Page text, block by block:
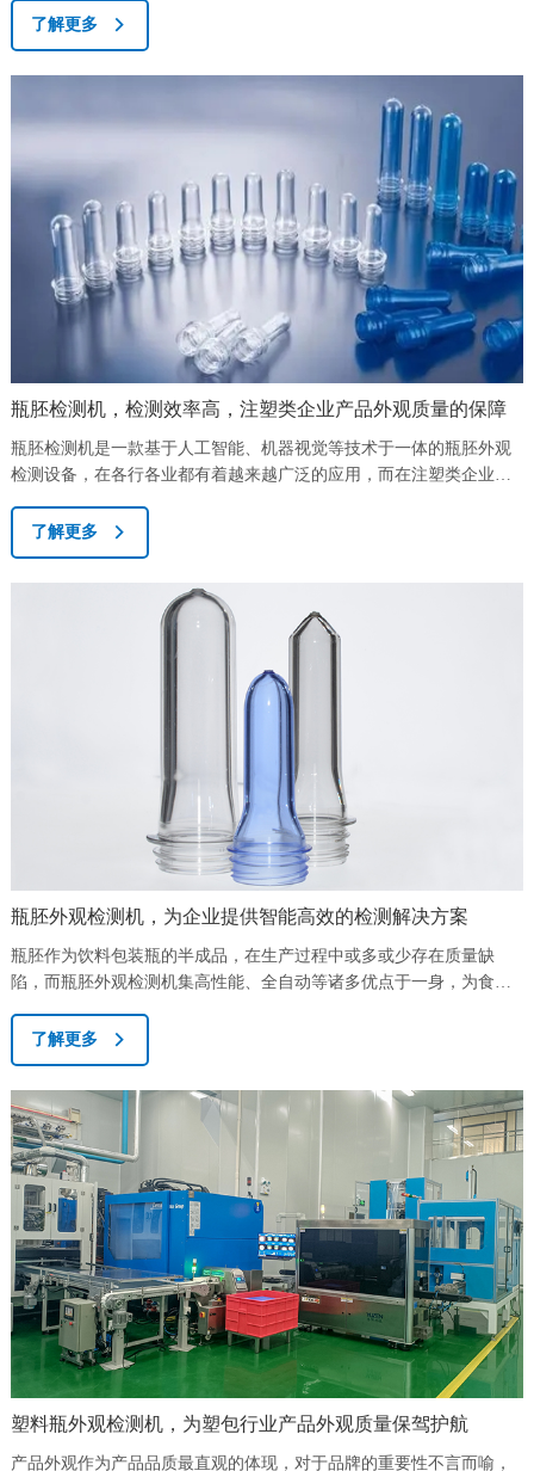
是比较陌生的，下面，瓶胚检验机厂家来回答一些大家比较关心的话
题。哪些产品可以在预成型检测机上进行测试?可检测瓶口、瓶身、瓶
底的变形、飞边、黑点、缺陷、拉泡等外观缺陷，对优化生产工艺、
了解更多
瓶胚检测机，检测效率高，注塑类企业产品外观质量的保障
瓶胚检测机是一款基于人工智能、机器视觉等技术于一体的瓶胚外观
检测设备，在各行各业都有着越来越广泛的应用，而在注塑类企业生
常遇到的问题，如黑点及胶口不良、胚身气泡、拉丝、缺胶、瓶口破
损、黑点脏污等，直接或间接的造成了最终产品的不合格，如果不慎
流出，对于品牌印象带来众多隐患，会给企业造成巨大损失，这也成
了行业亟待解决的问题。针对市场客户需求和...
了解更多
瓶胚外观检测机，为企业提供智能高效的检测解决方案
瓶胚作为饮料包装瓶的半成品，在生产过程中或多或少存在质量缺
陷，而瓶胚外观检测机集高性能、全自动等诸多优点于一身，为食
决方案。产品外观质量作为品牌形象的外在展现，对企业长远发展的
重要性不言而喻，不仅可以大幅度削减人力成本开支，转变生产方
式，完善生产链，也可留存老客户，巩固客户口碑，带来更多的经济
效益，对于品牌形象的提升也是大有裨益。传统人工...
了解更多
塑料瓶外观检测机，为塑包行业产品外观质量保驾护航
产品外观作为产品品质最直观的体现，对于品牌的重要性不言而喻，